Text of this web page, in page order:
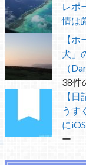
レポ
情は
【
犬」
（
38件
【
うす
に
ー